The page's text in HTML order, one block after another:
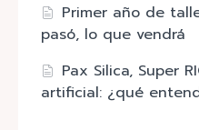
Primer año de
pasó, lo que vendrá
Pax Silica, Super
artificial: ¿qué